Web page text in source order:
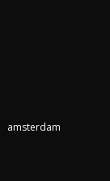
amsterdam